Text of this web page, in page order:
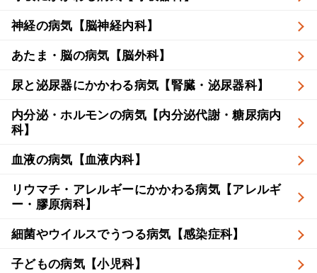
神経の病気【脳神経内科】
あたま・脳の病気【脳外科】
尿と泌尿器にかかわる病気【腎臓・泌尿器科】
内分泌・ホルモンの病気【内分泌代謝・糖尿病内
科】
血液の病気【血液内科】
リウマチ・アレルギーにかかわる病気【アレルギ
ー・膠原病科】
細菌やウイルスでうつる病気【感染症科】
子どもの病気【小児科】